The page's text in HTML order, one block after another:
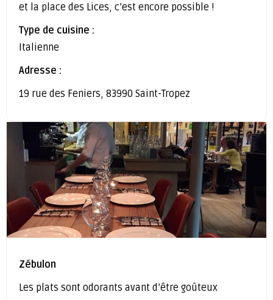
et la place des Lices, c’est encore possible !
Type de cuisine :
Italienne
Adresse :
19 rue des Feniers, 83990 Saint-Tropez
Zébulon
Les plats sont odorants avant d’être goûteux